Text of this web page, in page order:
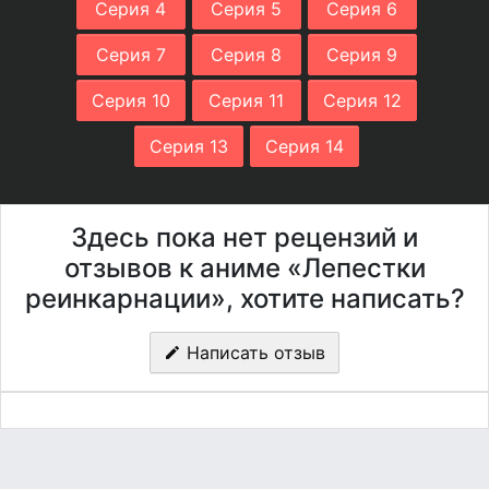
Серия 4 Серия 5 Серия 6
Серия 7 Серия 8 Серия 9
Серия 10 Серия 11 Серия 12
Серия 13 Серия 14
Здесь пока нет рецензий и
отзывов к аниме «Лепестки
реинкарнации», хотите написать?
Написать отзыв